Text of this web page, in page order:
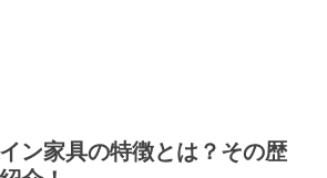
ン家具の特徴とは？その歴